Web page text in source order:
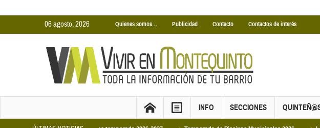
06 agosto, 2026 Quienes somos… Publicidad Contacto Contactos de interés
INFO SECCIONES